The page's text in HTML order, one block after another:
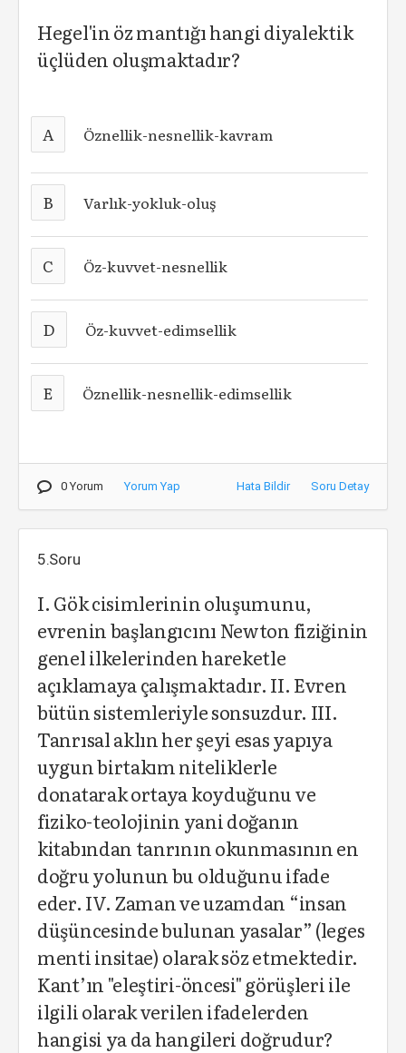
Hegel'in öz mantığı hangi diyalektik
üçlüden oluşmaktadır?
A Öznellik-nesnellik-kavram
B Varlık-yokluk-oluş
C Öz-kuvvet-nesnellik
D Öz-kuvvet-edimsellik
E Öznellik-nesnellik-edimsellik
0 Yorum Yorum Yap Hata Bildir Soru Detay
5.Soru
I. Gök cisimlerinin oluşumunu,
evrenin başlangıcını Newton fiziğinin
genel ilkelerinden hareketle
açıklamaya çalışmaktadır. II. Evren
bütün sistemleriyle sonsuzdur. III.
Tanrısal aklın her şeyi esas yapıya
uygun birtakım niteliklerle
donatarak ortaya koyduğunu ve
fiziko-teolojinin yani doğanın
kitabından tanrının okunmasının en
doğru yolunun bu olduğunu ifade
eder. IV. Zaman ve uzamdan “insan
düşüncesinde bulunan yasalar” (leges
menti insitae) olarak söz etmektedir.
Kant’ın "eleştiri-öncesi" görüşleri ile
ilgili olarak verilen ifadelerden
hangisi ya da hangileri doğrudur?